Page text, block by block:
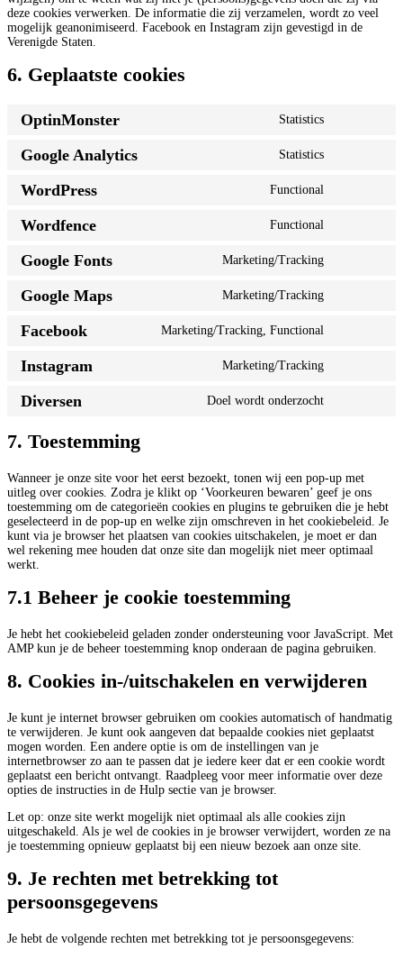
deze cookies verwerken. De informatie die zij verzamelen, wordt zo veel
mogelijk geanonimiseerd. Facebook en Instagram zijn gevestigd in de
Verenigde Staten.
6. Geplaatste cookies
OptinMonster Statistics
Google Analytics Statistics
WordPress Functional
Wordfence Functional
Google Fonts Marketing/Tracking
Google Maps Marketing/Tracking
Facebook Marketing/Tracking, Functional
Instagram Marketing/Tracking
Diversen Doel wordt onderzocht
7. Toestemming
Wanneer je onze site voor het eerst bezoekt, tonen wij een pop-up met
uitleg over cookies. Zodra je klikt op ‘Voorkeuren bewaren’ geef je ons
toestemming om de categorieën cookies en plugins te gebruiken die je hebt
geselecteerd in de pop-up en welke zijn omschreven in het cookiebeleid. Je
kunt via je browser het plaatsen van cookies uitschakelen, je moet er dan
wel rekening mee houden dat onze site dan mogelijk niet meer optimaal
werkt.
7.1 Beheer je cookie toestemming
Je hebt het cookiebeleid geladen zonder ondersteuning voor JavaScript. Met
AMP kun je de beheer toestemming knop onderaan de pagina gebruiken.
8. Cookies in-/uitschakelen en verwijderen
Je kunt je internet browser gebruiken om cookies automatisch of handmatig
te verwijderen. Je kunt ook aangeven dat bepaalde cookies niet geplaatst
mogen worden. Een andere optie is om de instellingen van je
internetbrowser zo aan te passen dat je iedere keer dat er een cookie wordt
geplaatst een bericht ontvangt. Raadpleeg voor meer informatie over deze
opties de instructies in de Hulp sectie van je browser.
Let op: onze site werkt mogelijk niet optimaal als alle cookies zijn
uitgeschakeld. Als je wel de cookies in je browser verwijdert, worden ze na
je toestemming opnieuw geplaatst bij een nieuw bezoek aan onze site.
9. Je rechten met betrekking tot
persoonsgegevens
Je hebt de volgende rechten met betrekking tot je persoonsgegevens: